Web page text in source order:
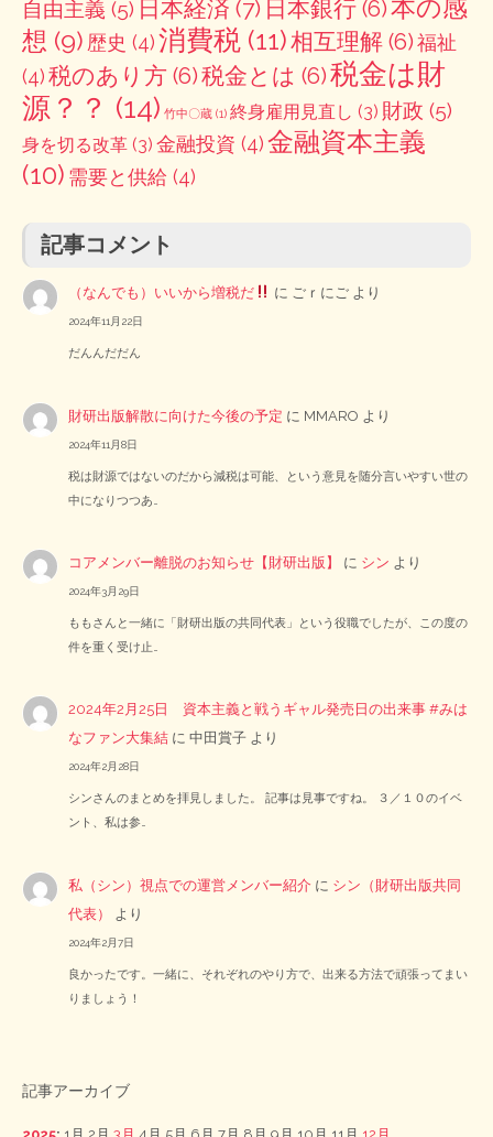
自由主義 (5) 日本経済 (7) 日本銀行 (6)本の感
想 (9) 歴史 (4)消費税 (11)相互理解 (6)福祉
(4)税のあり方 (6)税金とは (6)税金は財
源？？ (14) 竹中〇蔵 (1) 終身雇用見直し (3) 財政 (5)
身を切る改革 (3) 金融投資 (4)金融資本主義
(10) 需要と供給 (4)
記事コメント
（なんでも）いいから増税だ に ごｒにご より
2024年11月22日
だんんだだん
財研出版解散に向けた今後の予定 に MMARO より
2024年11月8日
税は財源ではないのだから減税は可能、という意見を随分言いやすい世の
中になりつつあ…
コアメンバー離脱のお知らせ【財研出版】 に シン より
2024年3月29日
ももさんと一緒に「財研出版の共同代表」という役職でしたが、この度の
件を重く受け止…
2024年2月25日 資本主義と戦うギャル発売日の出来事 #みは
なファン大集結 に中田賞子 より
2024年2月28日
シンさんのまとめを拝見しました。 記事は見事ですね。 ３／１０のイベ
ント、私は参…
私（シン）視点での運営メンバー紹介 に シン（財研出版共同
代表）
より
2024年2月7日
良かったです。一緒に、それぞれのやり方で、出来る方法で頑張ってまい
りましょう！
記事アーカイブ